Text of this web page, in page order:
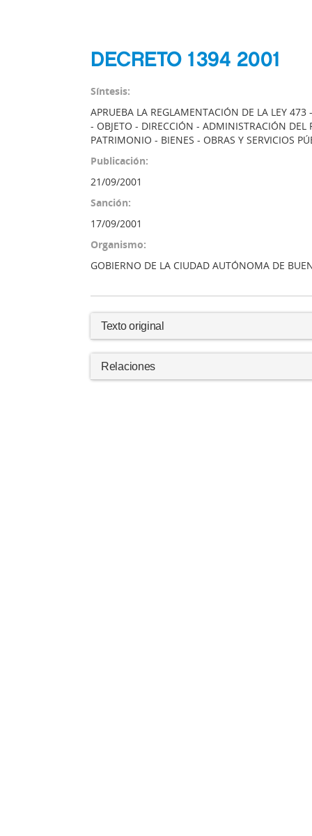
DECRETO 1394 2001
Síntesis:
APRUEBA LA REGLAMENTACIÓN DE LA LEY
- OBJETO - DIRECCIÓN - ADMINISTRACIÓN
PATRIMONIO - BIENES - OBRAS Y SERVICIOS
Publicación:
21/09/2001
Sanción:
17/09/2001
Organismo:
GOBIERNO DE LA CIUDAD AUTÓNOMA DE
Texto original
Relaciones